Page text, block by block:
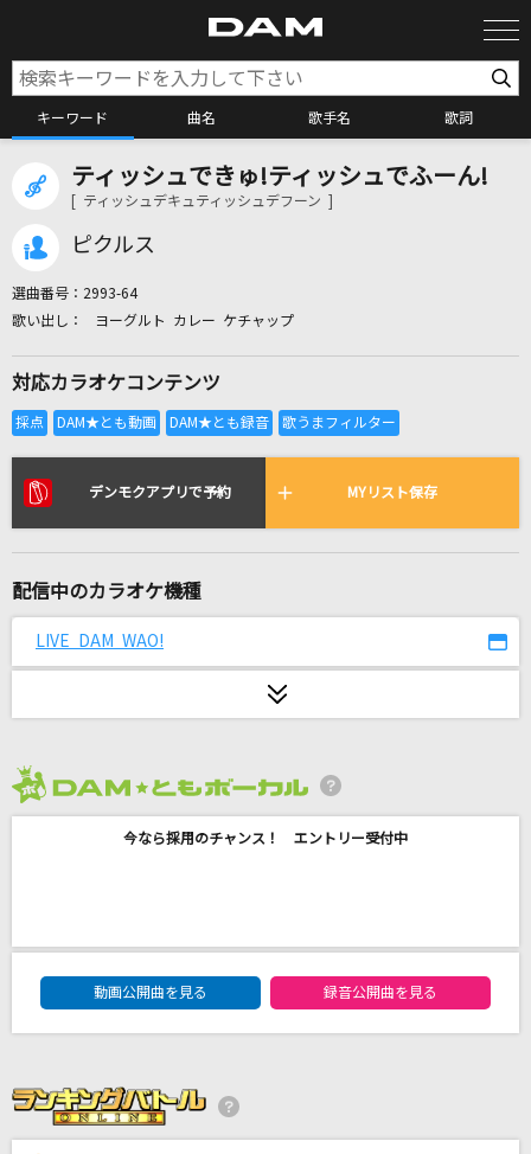
キーワード 曲名 歌手名 歌詞
カラオケ検索
全国りれき
リアルタイムで歌われている曲の一覧
バイバイサンキュー(ビデオクリップバージョン)
[生音]Walking with you
ポルノグラフィティ
[生音]ビンテージ
あいみょん
ティッシュできゅ!ティッシュでふーん!
[ ティッシュデキュティッシュデフーン ]
ピクルス
選曲番号： 2993-64
ヨーグルト カレー ケチャップ
対応カラオケコンテンツ
デンモクアプリで予約 MYリスト保存
配信中のカラオケ機種
LIVE DAM WAO!
今なら採用のチャンス！ エントリー受付中
DAM★ともボーカルエントリーランキング
動画公開曲を見る
録音公開曲を見る